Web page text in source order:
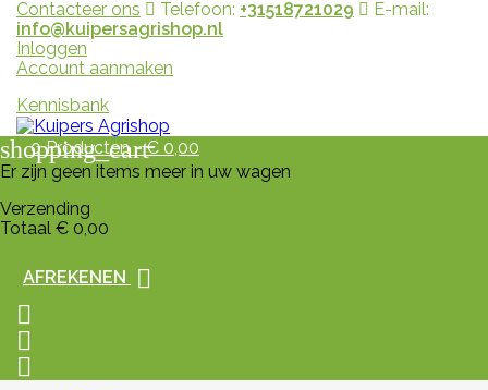
Contacteer ons Telefoon: +31518721029
E-mail:
info@kuipersagrishop.nl
Inloggen
Account aanmaken
Kennisbank
shopping_cart
0Producten - € 0,00
Er zijn geen items meer in uw wagen
Verzending
Totaal € 0,00
AFREKENEN



